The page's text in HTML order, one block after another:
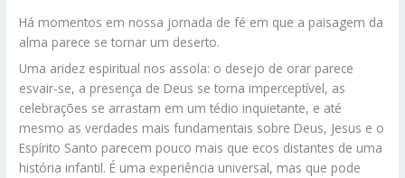
Há momentos em nossa jornada de fé em que a paisagem da
alma parece se tornar um deserto.
Uma aridez espiritual nos assola: o desejo de orar parece
esvair-se, a presença de Deus se torna imperceptível, as
celebrações se arrastam em um tédio inquietante, e até
mesmo as verdades mais fundamentais sobre Deus, Jesus e o
Espírito Santo parecem pouco mais que ecos distantes de uma
história infantil. É uma experiência universal, mas que pode